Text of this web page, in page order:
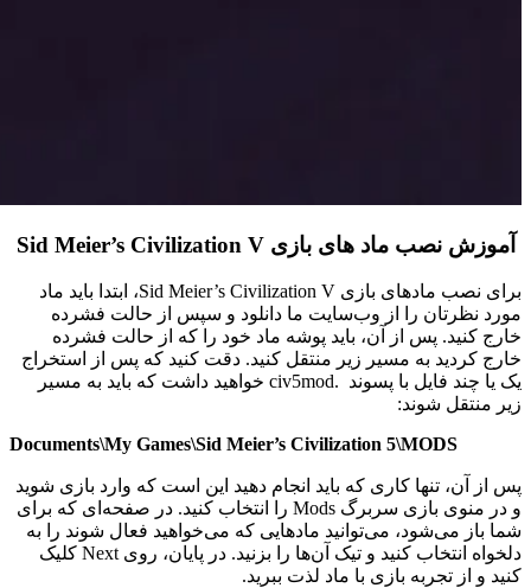
آموزش نصب ماد های بازی Sid Meier’s Civilization V
برای نصب مادهای بازی Sid Meier’s Civilization V، ابتدا باید ماد
مورد نظرتان را از وب‌سایت ما دانلود و سپس از حالت فشرده
خارج کنید. پس از آن، باید پوشه ماد خود را که از حالت فشرده
خارج کردید به مسیر زیر منتقل کنید. دقت کنید که پس از استخراج
یک یا چند فایل با پسوند .civ5mod خواهید داشت که باید به مسیر
زیر منتقل شوند:
Documents\My Games\Sid Meier’s Civilization 5\MODS
پس از آن، تنها کاری که باید انجام دهید این است که وارد بازی شوید
و در منوی بازی سربرگ Mods را انتخاب کنید. در صفحه‌ای که برای
شما باز می‌شود، می‌توانید مادهایی که می‌خواهید فعال شوند را به
دلخواه انتخاب کنید و تیک آن‌ها را بزنید. در پایان، روی Next کلیک
کنید و از تجربه بازی با ماد لذت ببرید.